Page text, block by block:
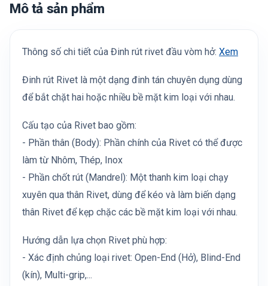
Mô tả sản phẩm
Thông số chi tiết của Đinh rút rivet đầu vòm hở: Xem
Đinh rút Rivet là một dạng đinh tán chuyên dụng dùng
để bắt chặt hai hoặc nhiều bề mặt kim loại với nhau.
Cấu tạo của Rivet bao gồm:
- Phần thân (Body): Phần chính của Rivet có thể được
làm từ Nhôm, Thép, Inox
- Phần chốt rút (Mandrel): Một thanh kim loại chạy
xuyên qua thân Rivet, dùng để kéo và làm biến dạng
thân Rivet để kẹp chặc các bề mặt kim loại với nhau.
Hướng dẫn lựa chọn Rivet phù hợp:
- Xác định chủng loại rivet: Open-End (Hở), Blind-End
(kín), Multi-grip,...